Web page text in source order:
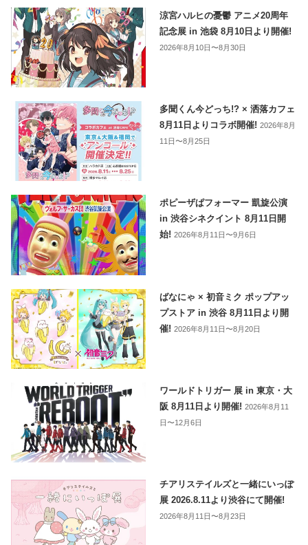
涼宮ハルヒの憂鬱 アニメ20周年
記念展 in 池袋 8月10日より開催!
2026年8月10日〜8月30日
多聞くん今どっち!? × 洒落カフェ
8月11日よりコラボ開催!2026年8月
11日〜8月25日
ポピーザぱフォーマー 凱旋公演
in 渋谷シネクイント 8月11日開
始!2026年8月11日〜9月6日
ばなにゃ × 初音ミク ポップアッ
プストア in 渋谷 8月11日より開
催!2026年8月11日〜8月20日
ワールドトリガー 展 in 東京・大
阪 8月11日より開催!2026年8月11
日〜12月6日
チアリステイルズと一緒にいっぽ
展 2026.8.11より渋谷にて開催!
2026年8月11日〜8月23日